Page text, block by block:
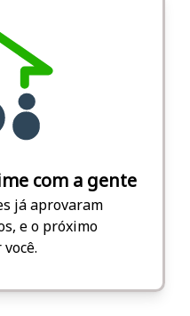
com a gente
já aprovaram
e o próximo